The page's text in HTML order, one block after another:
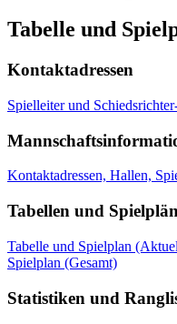
Tabelle und
Kontaktadressen
Spielleiter und
Kontaktadressen, Hallen,
Tabellen und
Tabelle und Spielplan
Spielplan (Gesamt)
Statistiken und